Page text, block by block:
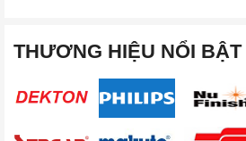
THƯƠNG HIỆU NỔI BẬT